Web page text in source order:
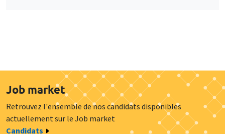
Job market
Retrouvez l'ensemble de nos candidats disponibles
actuellement sur le Job market
Candidats